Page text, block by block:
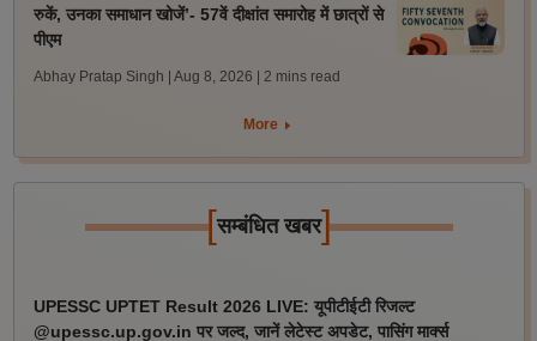
रुकें, उनका समाधान खोजें’- 57वें दीक्षांत समारोह में छात्रों से
पीएम
Abhay Pratap Singh | Aug 8, 2026 | 2 mins read
More
[सम्बंधित खबर]
UPESSC UPTET Result 2026 LIVE: यूपीटीईटी रिजल्ट
@upessc.up.gov.in पर जल्द, जानें लेटेस्ट अपडेट, पासिंग मार्क्स